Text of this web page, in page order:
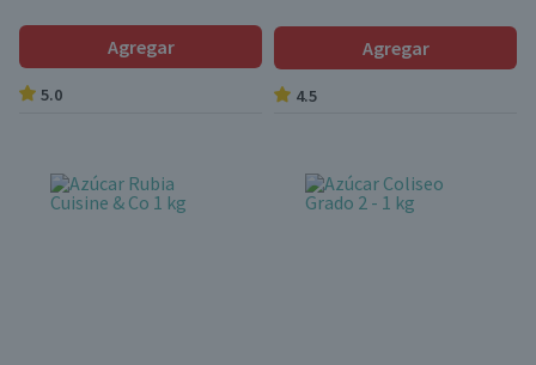
Agregar
5.0
Agregar
4.5